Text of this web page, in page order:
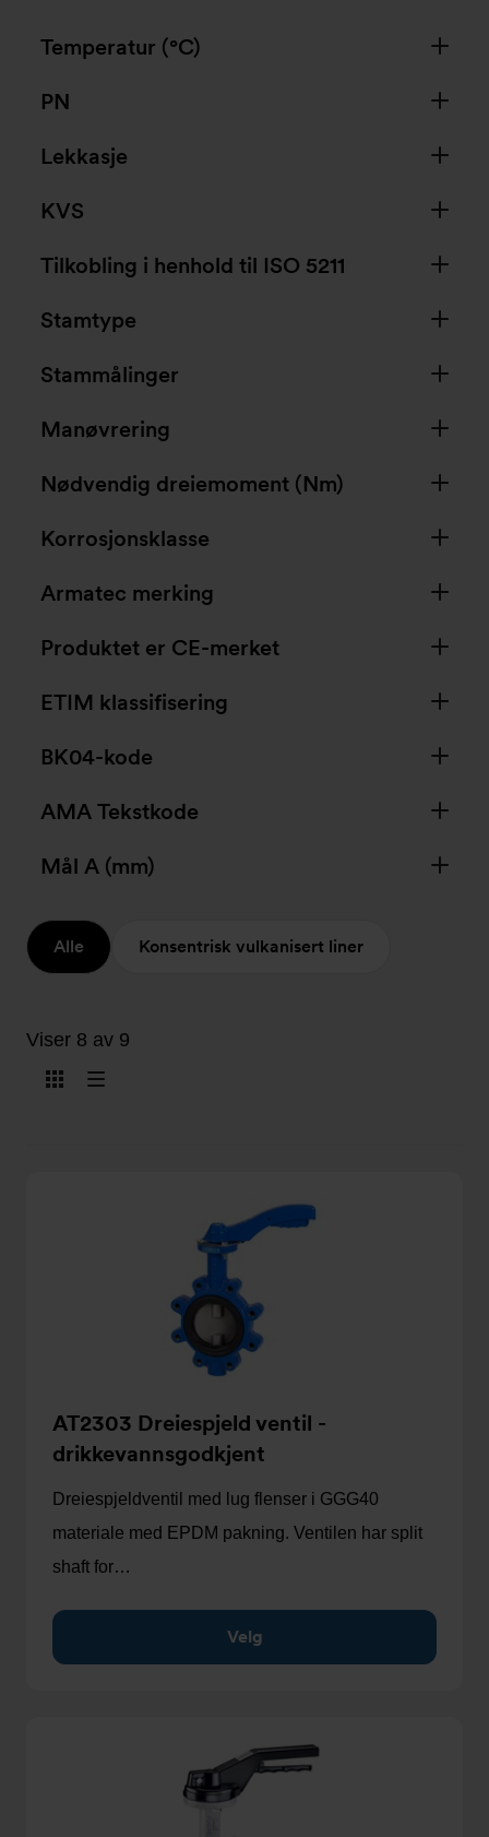
Temperatur (°C)
PN
Lekkasje
KVS
Tilkobling i henhold til ISO 5211
Stamtype
Stammålinger
Manøvrering
Nødvendig dreiemoment (Nm)
Korrosjonsklasse
Armatec merking
Produktet er CE-merket
ETIM klassifisering
BK04-kode
AMA Tekstkode
Mål A (mm)
Alle Konsentrisk vulkanisert liner
Viser 8 av 9
Vis
Vis
AT2303 Dreiespjeld ventil -
drikkevannsgodkjent
Dreiespjeldventil med lug flenser i GGG40
materiale med EPDM pakning. Ventilen har split
shaft for…
Velg